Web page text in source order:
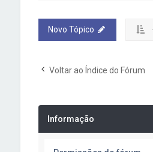
Novo Tópico
Voltar ao Índice do Fórum
Informação